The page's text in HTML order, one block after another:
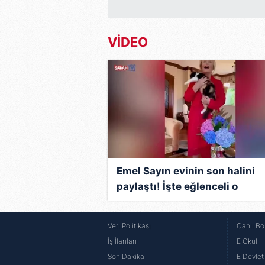
Çerez
6698 sayılı Kişisel Verilerin
VİDEO
Emel Sayın evinin son halini
paylaştı! İşte eğlenceli o
paylaşım!
Veri Politikası
İş İlanları
Son Dakika
Canlı
E Okul
E